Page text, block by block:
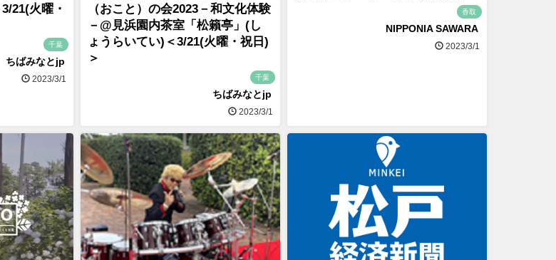
21(火曜・
千葉
ちばみなとjp
2023/3/1
（おこと）の会2023－和文化体験
－@見浜園内茶室「松籟亭」(し
ょうらいてい)＜3/21(火曜・祝日)
＞
千葉
ちばみなとjp
2023/3/1
香取
NIPPONIA SAWARA
2023/3/1